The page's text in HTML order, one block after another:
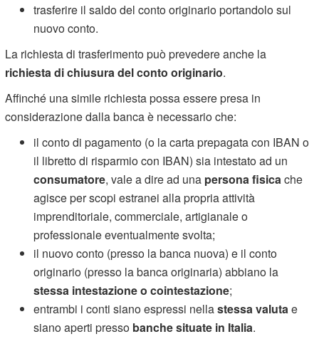
trasferire il saldo del conto originario portandolo sul
nuovo conto.
La richiesta di trasferimento può prevedere anche la
richiesta di chiusura del conto originario.
Affinché una simile richiesta possa essere presa in
considerazione dalla banca è necessario che:
il conto di pagamento (o la carta prepagata con IBAN o
il libretto di risparmio con IBAN) sia intestato ad un
consumatore, vale a dire ad una persona fisica che
agisce per scopi estranei alla propria attività
imprenditoriale, commerciale, artigianale o
professionale eventualmente svolta;
il nuovo conto (presso la banca nuova) e il conto
originario (presso la banca originaria) abbiano la
stessa intestazione o cointestazione;
entrambi i conti siano espressi nellastessa valuta e
siano aperti presso banche situate in Italia.